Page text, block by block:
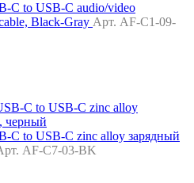
C to USB-C audio/video
Black-Gray Арт. AF-C1-09-
C to USB-C zinc alloy зарядный
AF-C7-03-BK